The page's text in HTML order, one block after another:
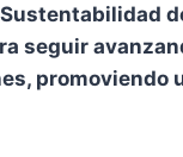
seguir
promoviendo